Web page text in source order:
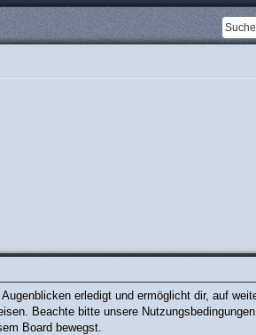
erledigt und ermöglicht dir, auf
Beachte bitte unsere
Board bewegst.